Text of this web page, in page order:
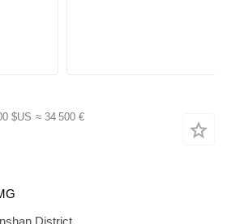
$US ≈ 34 500 €
District